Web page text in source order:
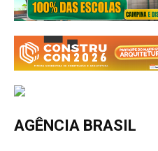
AGÊNCIA BRASIL